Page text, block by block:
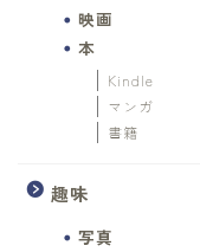
映画
本
Kindle
マンガ
書籍
趣味
写真